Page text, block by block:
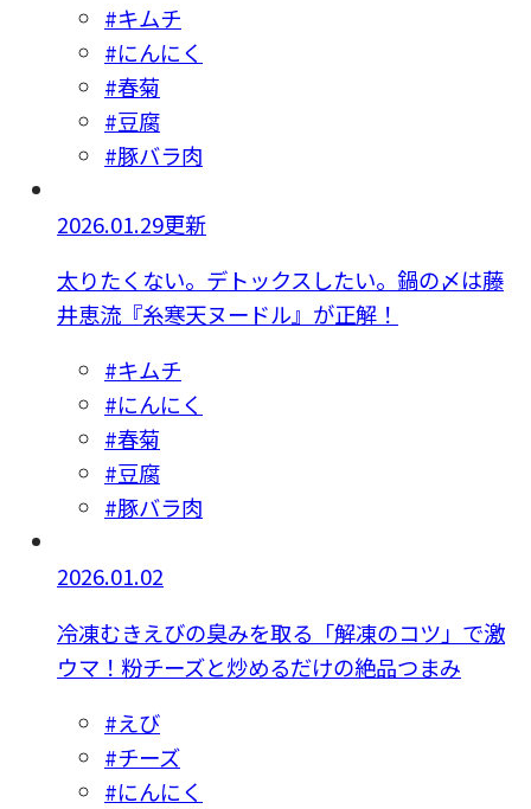
#キムチ
#にんにく
#春菊
#豆腐
#豚バラ肉
2026.01.29更新
太りたくない。デトックスしたい。鍋の〆は藤
井恵流『糸寒天ヌードル』が正解！
#キムチ
#にんにく
#春菊
#豆腐
#豚バラ肉
2026.01.02
冷凍むきえびの臭みを取る「解凍のコツ」で激
ウマ！粉チーズと炒めるだけの絶品つまみ
#えび
#チーズ
#にんにく